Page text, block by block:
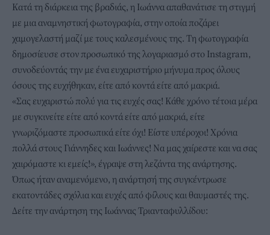
Κατά τη διάρκεια της βραδιάς, η Ιωάννα απαθανάτισε τη στιγμή
με μια αναμνηστική φωτογραφία, στην οποία ποζάρει
χαμογελαστή μαζί με τους καλεσμένους της. Τη φωτογραφία
δημοσίευσε στον προσωπικό της λογαριασμό στο Instagram,
συνοδεύοντάς την με ένα ευχαριστήριο μήνυμα προς όλους
όσους της ευχήθηκαν, είτε από κοντά είτε από μακριά.
«Σας ευχαριστώ πολύ για τις ευχές σας! Κάθε χρόνο τέτοια μέρα
με συγκινείτε είτε από κοντά είτε από μακριά, είτε
γνωριζόμαστε προσωπικά είτε όχι! Είστε υπέροχοι! Χρόνια
πολλά στους Γιάννηδες και Ιωάννες! Να μας χαίρεστε και να σας
χαιρόμαστε κι εμείς!», έγραψε στη λεζάντα της ανάρτησης.
Όπως ήταν αναμενόμενο, η ανάρτησή της συγκέντρωσε
εκατοντάδες σχόλια και ευχές από φίλους και θαυμαστές της.
Δείτε την ανάρτηση της Ιωάννας Τριανταφυλλίδου: